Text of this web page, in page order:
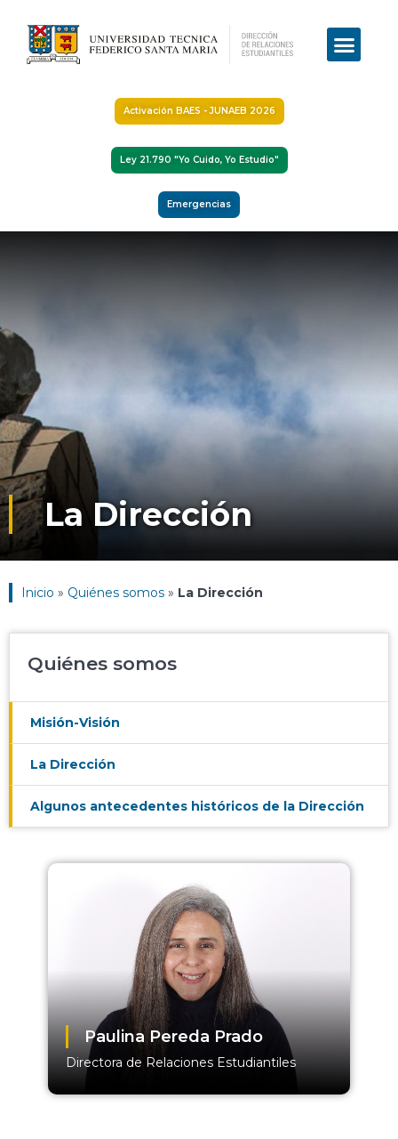
Activación BAES - JUNAEB 2026
Ley 21.790 "Yo Cuido, Yo Estudio"
Emergencias
La Dirección
Inicio » Quiénes somos » La Dirección
Paulina Pereda Prado
Directora de Relaciones Estudiantiles
Quiénes somos
Misión-Visión
La Dirección
Algunos antecedentes históricos de la Dirección